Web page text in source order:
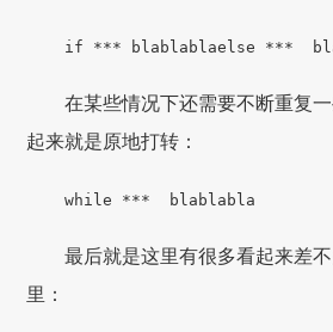
if *** blablablaelse ***
在某些情况下还需要不断重复
起来就是原地打转：
while *** blablabla
最后就是这里有很多看起来差
里：